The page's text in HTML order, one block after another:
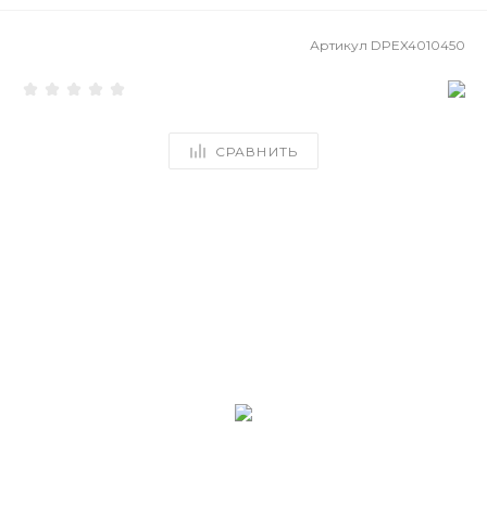
Артикул DPEX4010450
СРАВНИТЬ